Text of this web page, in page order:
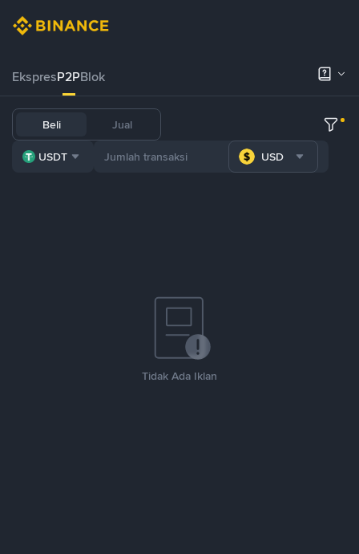
EkspresP2PBlok
Beli Jual
USDT USD
Tidak Ada Iklan